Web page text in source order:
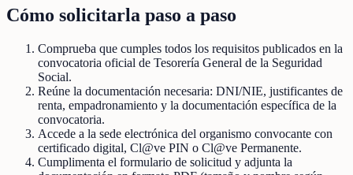
Cómo solicitarla paso a paso
Comprueba que cumples todos los requisitos publicados en la
convocatoria oficial de Tesorería General de la Seguridad
Social.
Reúne la documentación necesaria: DNI/NIE, justificantes de
renta, empadronamiento y la documentación específica de la
convocatoria.
Accede a la sede electrónica del organismo convocante con
certificado digital, Cl@ve PIN o Cl@ve Permanente.
Cumplimenta el formulario de solicitud y adjunta la